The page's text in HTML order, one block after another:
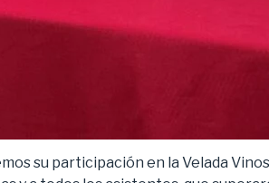
su participación en la Velada